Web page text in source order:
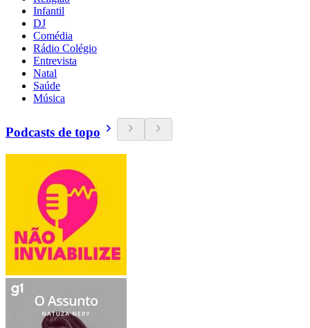
Infantil
DJ
Comédia
Rádio Colégio
Entrevista
Natal
Saúde
Música
Podcasts de topo